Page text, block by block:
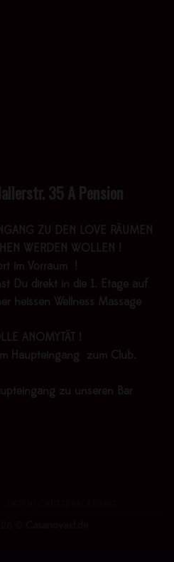
35 A Pension
ZU DEN LOVE RÄUMEN
WERDEN WOLLEN !
im Vorraum !
Du direkt in die 1. Etage auf
heissen Wellness Massage
ANOMYTÄT !
Haupteingang zum Club.
zu unseren Bar